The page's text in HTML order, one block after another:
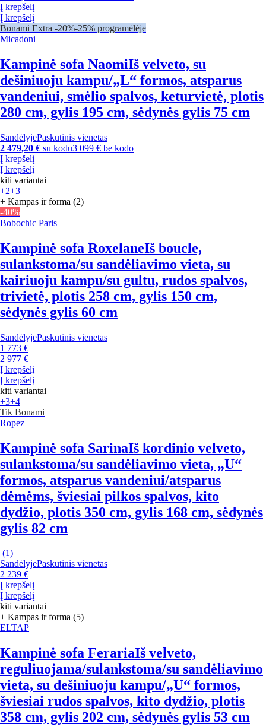
Į krepšelį
Į krepšelį
Bonami Extra -20%-25% programėlėje
Micadoni
Kampinė sofa NaomiIš velveto, su
dešiniuoju kampu/„L“ formos, atsparus
vandeniui, smėlio spalvos, keturvietė, plotis
280 cm, gylis 195 cm, sėdynės gylis 75 cm
SandėlyjePaskutinis vienetas
2 479,20 € su kodu3 099 € be kodo
Į krepšelį
Į krepšelį
kiti variantai
+2+3
+ Kampas ir forma (2)
-40%
Bobochic Paris
Kampinė sofa RoxelaneIš boucle,
sulankstoma/su sandėliavimo vieta, su
kairiuoju kampu/su gultu, rudos spalvos,
trivietė, plotis 258 cm, gylis 150 cm,
sėdynės gylis 60 cm
SandėlyjePaskutinis vienetas
1 773 €
2 977 €
Į krepšelį
Į krepšelį
kiti variantai
+3+4
Tik Bonami
Ropez
Kampinė sofa SarinaIš kordinio velveto,
sulankstoma/su sandėliavimo vieta, „U“
formos, atsparus vandeniui/atsparus
dėmėms, šviesiai pilkos spalvos, kito
dydžio, plotis 350 cm, gylis 168 cm, sėdynės
gylis 82 cm
(1)
SandėlyjePaskutinis vienetas
2 239 €
Į krepšelį
Į krepšelį
kiti variantai
+ Kampas ir forma (5)
ELTAP
Kampinė sofa FerariaIš velveto,
reguliuojama/sulankstoma/su sandėliavimo
vieta, su dešiniuoju kampu/„U“ formos,
šviesiai rudos spalvos, kito dydžio, plotis
358 cm, gylis 202 cm, sėdynės gylis 53 cm